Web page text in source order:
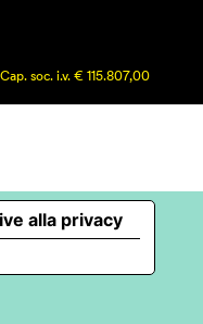
soc. i.v. € 115.807,00
alla privacy